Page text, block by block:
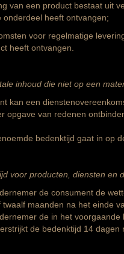
van een product bestaat uit
onderdeel heeft ontvangen;
voor regelmatige
heeft ontvangen.
inhoud die niet op een
kan een
opgave van redenen
bedenktijd gaat in op
voor producten, diensten
de consument de
twaalf maanden na het einde
de in het
de bedenktijd 14